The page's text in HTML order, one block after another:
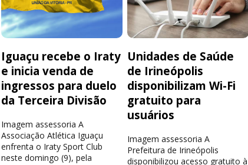
Iguaçu recebe o Iraty
e inicia venda de
ingressos para duelo
da Terceira Divisão
Imagem assessoria A
Associação Atlética Iguaçu
enfrenta o Iraty Sport Club
neste domingo (9), pela
Unidades de Saúde
de Irineópolis
disponibilizam Wi-Fi
gratuito para
usuários
Imagem assessoria A
Prefeitura de Irineópolis
disponibilizou acesso gratuito à